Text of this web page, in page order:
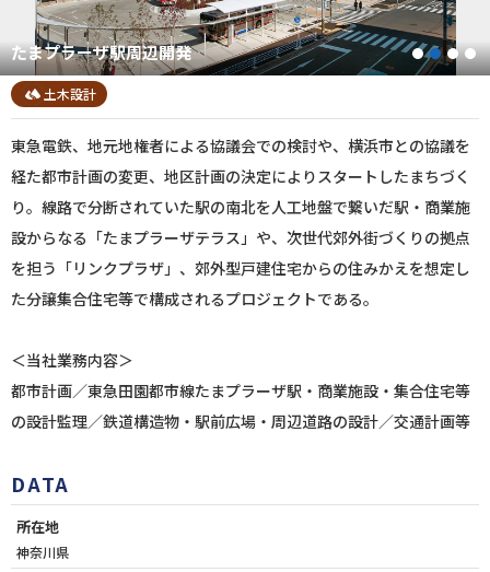
たまプラーザ駅周辺開発 1 2 3
土木設計
東急電鉄、地元地権者による協議会での検討や、横浜市との協議を
経た都市計画の変更、地区計画の決定によりスタートしたまちづく
り。線路で分断されていた駅の南北を人工地盤で繋いだ駅・商業施
設からなる「たまプラーザテラス」や、次世代郊外街づくりの拠点
を担う「リンクプラザ」、郊外型戸建住宅からの住みかえを想定し
た分譲集合住宅等で構成されるプロジェクトである。
＜当社業務内容＞
都市計画／東急田園都市線たまプラーザ駅・商業施設・集合住宅等
の設計監理／鉄道構造物・駅前広場・周辺道路の設計／交通計画等
DATA
所在地
神奈川県